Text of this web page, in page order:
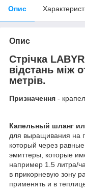
Опис
Опис
Стрічка
відстань між
метрів.
Призначення -
Капельный шланг
для выращивания на
который через
эмиттеры, которые
например 1.5 литра/
в прикорневую зону
применять и в